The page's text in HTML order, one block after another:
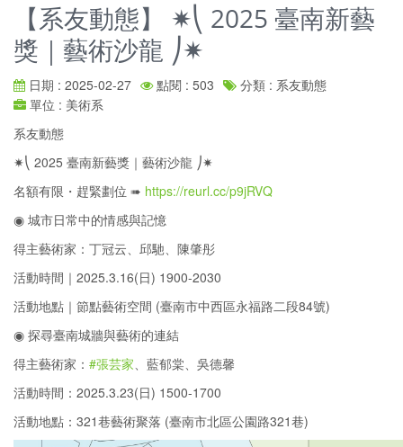
【系友動態】 ✷⎝ 2025 臺南新藝
獎｜藝術沙龍 ⎠✷
日期 : 2025-02-27 點閱 : 503
分類 : 系友動態
單位 : 美術系
系友動態
✷⎝ 2025 臺南新藝獎｜藝術沙龍 ⎠✷
​名額有限・趕緊劃位 ➠ https://reurl.cc/p9jRVQ
◉ 城市日常中的情感與記憶
得主藝術家：丁冠云、邱馳、陳肇彤
活動時間｜2025.3.16(日) 1900-2030
活動地點｜節點藝術空間 (臺南市中西區永福路二段84號)
◉ 探尋臺南城牆與藝術的連結
得主藝術家： #張芸家、藍郁棠、吳德馨
活動時間：2025.3.23(日) 1500-1700
活動地點：321巷藝術聚落 (臺南市北區公園路321巷)